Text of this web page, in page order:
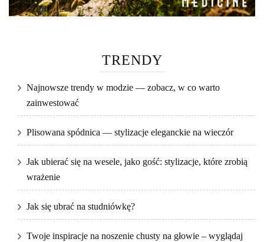
TRENDY
Najnowsze trendy w modzie — zobacz, w co warto
zainwestować
Plisowana spódnica — stylizacje eleganckie na wieczór
Jak ubierać się na wesele, jako gość: stylizacje, które zrobią
wrażenie
Jak się ubrać na studniówkę?
Twoje inspiracje na noszenie chusty na głowie – wyglądaj